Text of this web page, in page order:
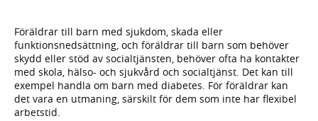
Föräldrar till barn med sjukdom, skada eller
funktionsnedsättning, och föräldrar till barn som behöver
skydd eller stöd av socialtjänsten, behöver ofta ha kontakter
med skola, hälso- och sjukvård och socialtjänst. Det kan till
exempel handla om barn med diabetes. För föräldrar kan
det vara en utmaning, särskilt för dem som inte har flexibel
arbetstid.